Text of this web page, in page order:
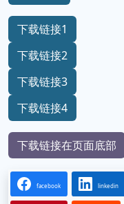
下载链接1
下载链接2
下载链接3
下载链接4
下载链接在页面底部
facebook linkedin